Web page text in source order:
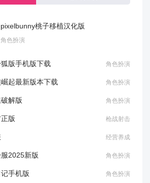
pixelbunny桃子移植汉化版
角色扮演
版手机版下载 角色扮演
起最新版本下载 角色扮演
解版 角色扮演
版 枪战射击
经营养成
2025新版 角色扮演
手机版 角色扮演